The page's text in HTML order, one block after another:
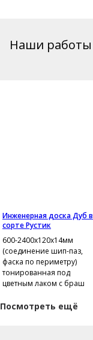
Наши работы
Инженерная доска Дуб в
сорте Рустик
600-2400х120х14мм
(соединение шип-паз,
фаска по периметру)
тонированная под
цветным лаком с браш
Посмотреть ещё